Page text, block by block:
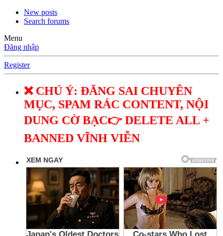
New posts
Search forums
Menu
Đăng nhập
Register
❌ CHÚ Ý: ĐĂNG SAI CHUYÊN
MỤC, SPAM RÁC CONTENT, NỘI
DUNG CỜ BẠC👉 DELETE ALL +
BANNED VĨNH VIỄN